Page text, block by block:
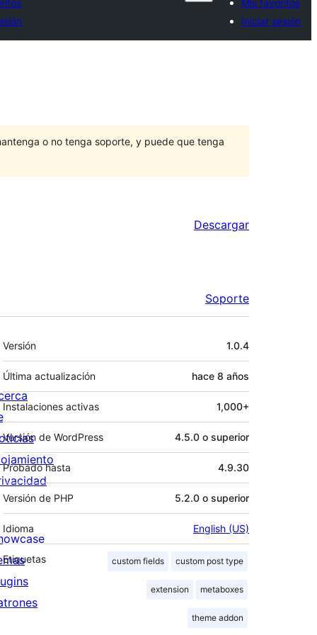
Mis favoritos
Iniciar sesión
o no tenga soporte, y puede que tenga
Descargar
Soporte
Meta
Versión 1.0.4
Última actualización hace 8 años
Instalaciones activas 1,000+
Versión de WordPress 4.5.0 o superior
Probado hasta 4.9.30
Versión de PHP 5.2.0 o superior
Idioma English (US)
Etiquetas custom fields custom post type
extension metaboxes
theme addon